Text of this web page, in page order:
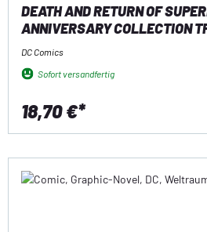
DEATH AND RETURN OF
ANNIVERSARY COLLECTION
DC Comics
Sofort versandfertig
18,70 €*